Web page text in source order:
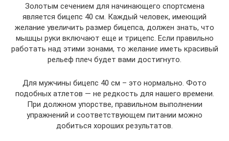
Золотым сечением для начинающего спортсмена
является бицепс 40 см. Каждый человек, имеющий
желание увеличить размер бицепса, должен знать, что
мышцы руки включают еще и трицепс. Если правильно
работать над этими зонами, то желание иметь красивый
рельеф плеч будет вами достигнуто.
Для мужчины бицепс 40 см – это нормально. Фото
подобных атлетов — не редкость для нашего времени.
При должном упорстве, правильном выполнении
упражнений и соответствующем питании можно
добиться хороших результатов.